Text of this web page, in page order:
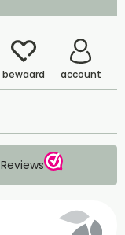
bewaard account